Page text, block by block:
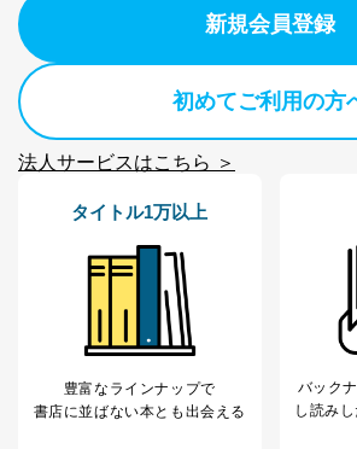
改訂：2025年2月20日
代表取締役会長 西野 伸一郎
個人情報の取扱いについて
当社は以下の個人情報保護管理者を設置
護管理者の責任のもと、個人情報を取得
用・提供・管理いたします。
東京都渋谷区南平台町16-11
株式会社富士山マガジンサービス
個人情報保護管理者: 経営管理グループ
田 嘉也
新規会員登録
初めてご利用の方
法人サービスはこちら ＞
タイトル1万以上
豊富なラインナップで
書店に並ばない本とも出会える
バック
し読み